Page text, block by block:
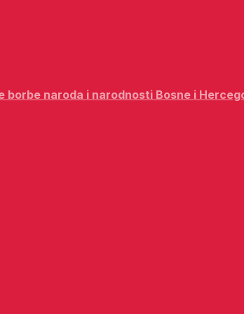
naroda i narodnosti Bosne i